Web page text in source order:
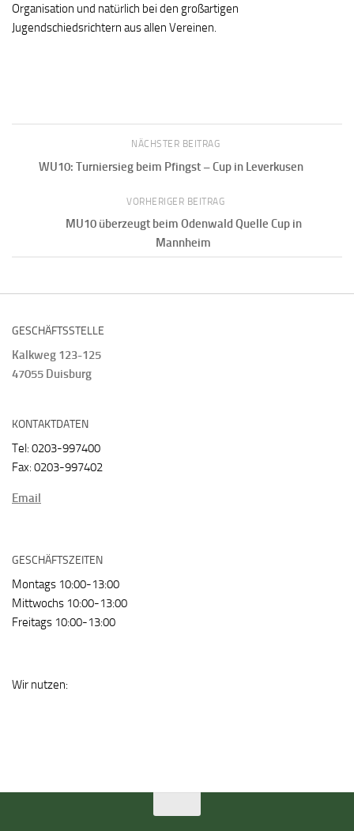
Organisation und natürlich bei den großartigen
Jugendschiedsrichtern aus allen Vereinen.
NÄCHSTER BEITRAG
WU10: Turniersieg beim Pfingst – Cup in Leverkusen
VORHERIGER BEITRAG
MU10 überzeugt beim Odenwald Quelle Cup in
Mannheim
GESCHÄFTSSTELLE
Kalkweg 123-125
47055 Duisburg
KONTAKTDATEN
Tel: 0203-997400
Fax: 0203-997402
Email
GESCHÄFTSZEITEN
Montags 10:00-13:00
Mittwochs 10:00-13:00
Freitags 10:00-13:00
Wir nutzen: